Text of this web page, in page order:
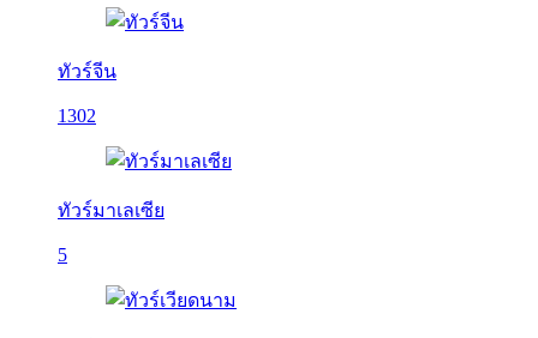
ทัวร์จีน
1302
ทัวร์มาเลเซีย
5